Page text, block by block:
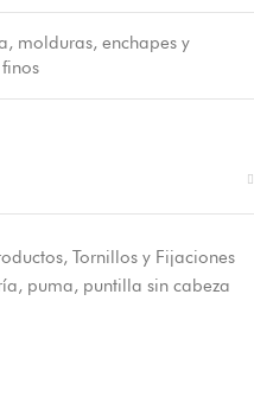
molduras, enchapes y
, Tornillos y Fijaciones
, puma, puntilla sin cabeza